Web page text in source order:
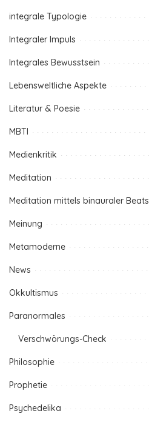
integrale Typologie
Integraler Impuls
Integrales Bewusstsein
Lebensweltliche Aspekte
Literatur & Poesie
MBTI
Medienkritik
Meditation
Meditation mittels binauraler Beats
Meinung
Metamoderne
News
Okkultismus
Paranormales
Verschwörungs-Check
Philosophie
Prophetie
Psychedelika